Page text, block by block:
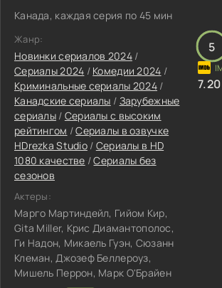
Канада, каждая серия по 45 мин
Жанр:
Новинки сериалов 2024/
Сериалы 2024 / Комедии 2024 /
Криминальные сериалы 2024 /
Канадские сериалы / Зарубежные
сериалы/ Сериалы с высоким
рейтингом /Сериалы в озвучке
HDrezka Studio/ Сериалы в HD
1080 качестве /Сериалы без
сезонов
Актеры:
Марго Мартиндейл, Гийом Кир,
Gita Miller, Крис Диамантополос,
Ги Надон, Микаель Гуэн, Сюзанн
Клеман, Джозеф Беллероуз,
Мишель Перрон, Марк О'Брайен
5
7.20